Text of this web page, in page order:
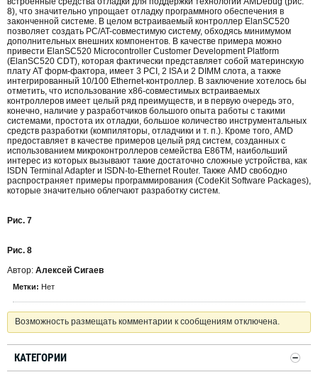
8), что значительно упрощает отладку программного обеспечения в
законченной системе. В целом встраиваемый контроллер ElanSC520
позволяет создать PC/AT-совместимую систему, обходясь минимумом
дополнительных внешних компонентов. В качестве примера можно
привести ElanSC520 Microcontroller Customer Development Platform
(ElanSC520 CDT), которая фактически представляет собой материнскую
плату AT форм-фактора, имеет 3 PCI, 2 ISA и 2 DIMM слота, а также
интегрированный 10/100 Ethernet-контроллер. В заключение хотелось бы
отметить, что использование x86-совместимых встраиваемых
контроллеров имеет целый ряд преимуществ, и в первую очередь это,
конечно, наличие у разработчиков большого опыта работы с такими
системами, простота их отладки, большое количество инструментальных
средств разработки (компиляторы, отладчики и т. п.). Кроме того, AMD
предоставляет в качестве примеров целый ряд систем, созданных с
использованием микроконтроллеров семейства E86TM, наибольший
интерес из которых вызывают такие достаточно сложные устройства, как
ISDN Terminal Adapter и ISDN-to-Ethernet Router. Также AMD свободно
распространяет примеры программирования (CodeKit Software Packages),
которые значительно облегчают разработку систем.
Рис. 7
Рис. 8
Автор: Алексей Сигаев
Метки: Нет
Возможность размещать комментарии к сообщениям отключена.
КАТЕГОРИИ